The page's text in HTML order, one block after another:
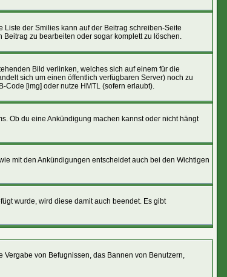
der Smilies kann auf der Beitrag schreiben-Seite
zu bearbeiten oder sogar komplett zu löschen.
Bild verlinken, welches sich auf einem für die
sich um einen öffentlich verfügbaren Server) noch zu
Code [img] oder nutze HMTL (sofern erlaubt).
Ob du eine Ankündigung machen kannst oder nicht hängt
mit den Ankündigungen entscheidet auch bei den Wichtigen
wurde, wird diese damit auch beendet. Es gibt
von Befugnissen, das Bannen von Benutzern,